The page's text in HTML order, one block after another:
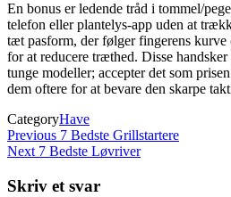
En bonus er ledende tråd i tommel/
telefon eller plantelys-app uden at
tæt pasform, der følger fingerens
for at reducere træthed. Disse
tunge modeller; accepter det som
dem oftere for at bevare den skarpe
CategoryHave
Indlægsnavigation
Previous
Post
Previous 7 Bedste Grillstartere
Next
Next 7 Bedste Løvriver
Skriv et svar